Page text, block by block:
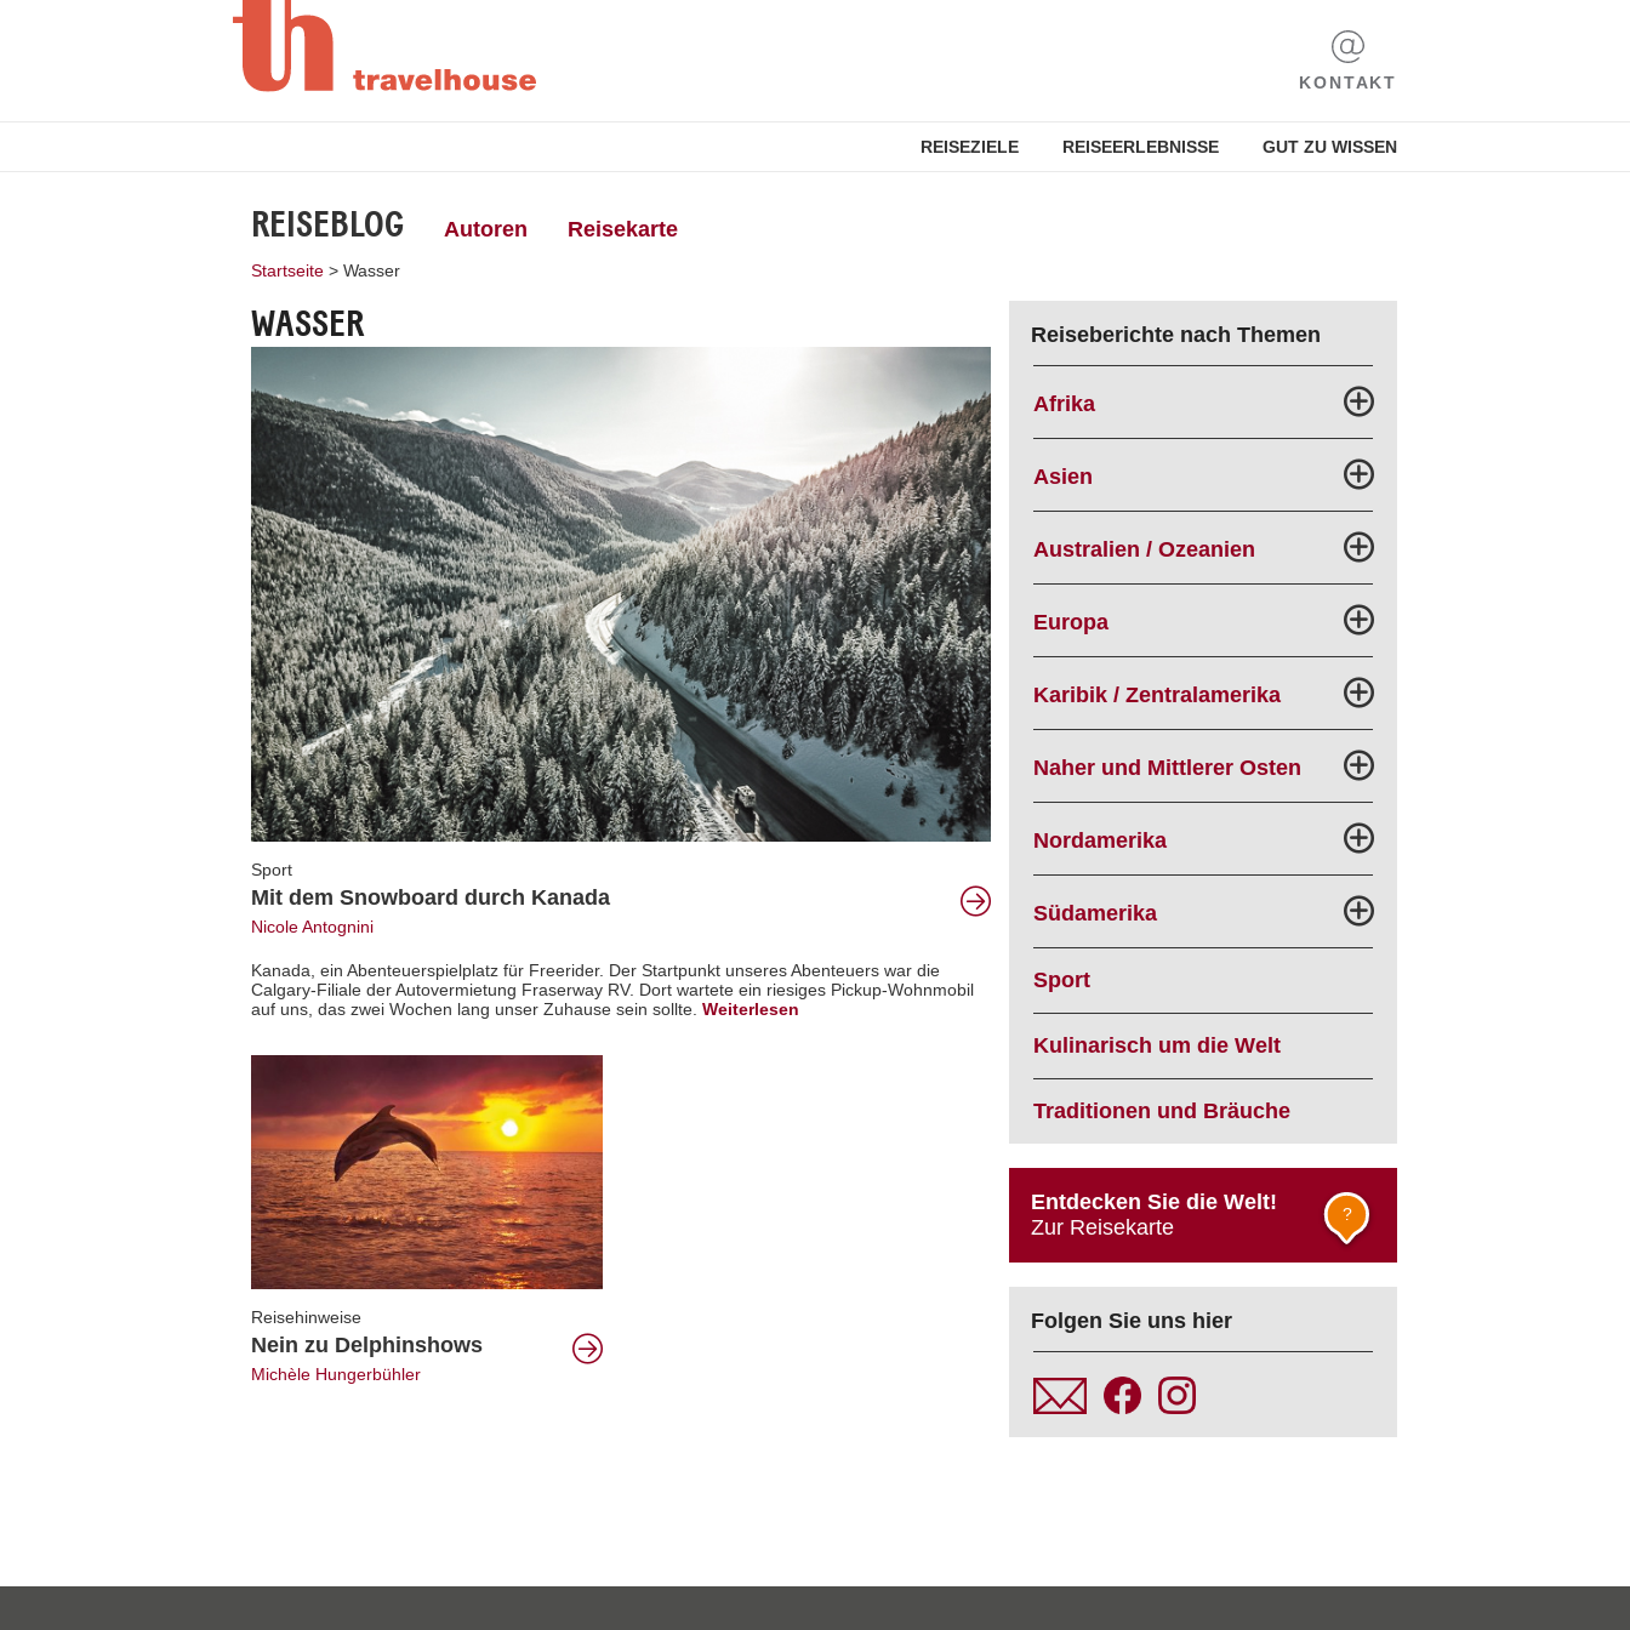
KONTAKT
REISEZIELE REISEERLEBNISSE GUT ZU WISSEN
REISEBLOG Autoren Reisekarte
Startseite > Wasser
WASSER
Sport
Mit dem Snowboard durch Kanada
Nicole Antognini
Kanada, ein Abenteuerspielplatz für Freerider. Der Startpunkt unseres Abenteuers war die
Calgary-Filiale der Autovermietung Fraserway RV. Dort wartete ein riesiges Pickup-Wohnmobil
auf uns, das zwei Wochen lang unser Zuhause sein sollte. Weiterlesen
Reisehinweise
Nein zu Delphinshows
Michèle Hungerbühler
Reiseberichte nach Themen
Afrika
Asien
Australien / Ozeanien
Europa
Karibik / Zentralamerika
Naher und Mittlerer Osten
Nordamerika
Südamerika
Sport
Kulinarisch um die Welt
Traditionen und Bräuche
Entdecken Sie die Welt!
Zur Reisekarte
?
Folgen Sie uns hier